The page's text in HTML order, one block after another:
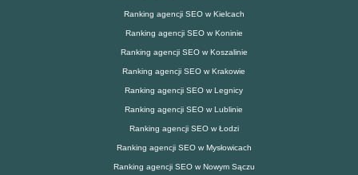
Ranking agencji SEO w Kielcach
Ranking agencji SEO w Koninie
Ranking agencji SEO w Koszalinie
Ranking agencji SEO w Krakowie
Ranking agencji SEO w Legnicy
Ranking agencji SEO w Lublinie
Ranking agencji SEO w Łodzi
Ranking agencji SEO w Mysłowicach
Ranking agencji SEO w Nowym Sączu